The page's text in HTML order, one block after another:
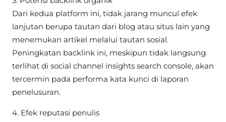
Dari kedua platform ini, tidak jarang muncul efek
lanjutan berupa tautan dari blog atau situs lain yang
menemukan artikel melalui tautan sosial.
Peningkatan backlink ini, meskipun tidak langsung
terlihat di social channel insights search console, akan
tercermin pada performa kata kunci di laporan
penelusuran.
4. Efek reputasi penulis